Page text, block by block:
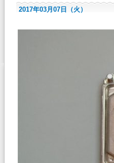
2017年03月07日（火）